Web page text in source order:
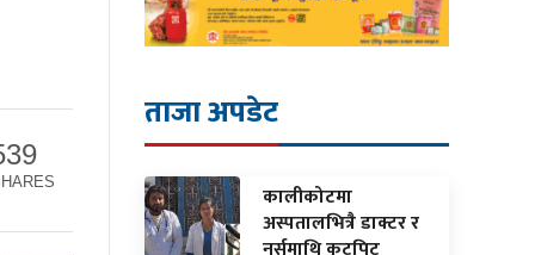
ताजा अपडेट
कालीकोटमा
अस्पतालभित्रै डाक्टर र